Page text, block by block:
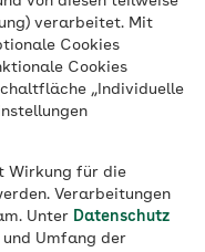
verarbeitet. Mit
Cookies
Cookies
„Individuelle
Wirkung für die
Verarbeitungen
Unter Datenschutz
Umfang der